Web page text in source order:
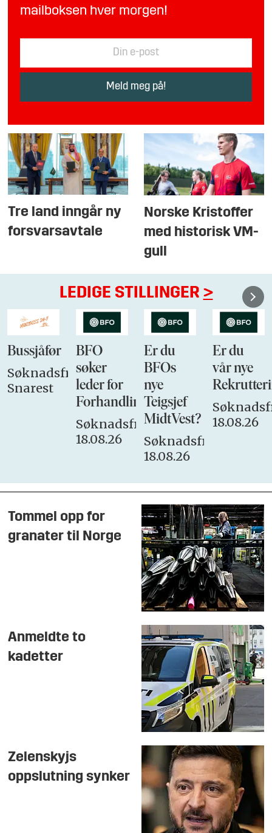
mailboksen hver morgen!
Tre land inngår ny
forsvarsavtale
Norske Kristoffer
med historisk VM-
gull
LEDIGE STILLINGER >
Bussjåfør
Søknadsfrist:
Snarest
BFO
søker
leder for
Forhandlingsutvalget
Søknadsfrist:
18.08.26
Er du
BFOs
nye
Teigsjef
MidtVest?
Søknadsfrist:
18.08.26
Er du
vår nye
18.08.26
Tommel opp for
granater til Norge
Anmeldte to
kadetter
Zelenskyjs
oppslutning synker